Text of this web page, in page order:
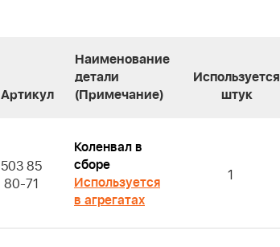
Артикул
Наименование
детали
(Примечание)
Используется
штук
503 85
80-71
Коленвал в
сборе
Используется
в агрегатах
1